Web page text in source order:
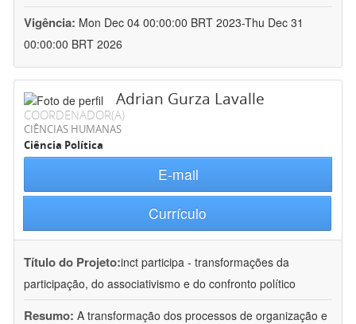
Vigência: Mon Dec 04 00:00:00 BRT 2023-Thu Dec 31
00:00:00 BRT 2026
Adrian Gurza Lavalle
COORDENADOR(A)
CIÊNCIAS HUMANAS
Ciência Política
E-mail
Currículo
Título do Projeto:inct participa - transformações da
participação, do associativismo e do confronto político
Resumo: A transformação dos processos de organização e